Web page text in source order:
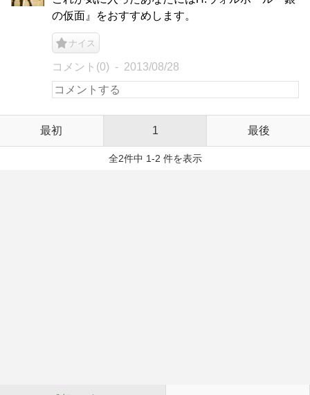
の仮面』をおすすめします。
ナイス
コメント(0) 2013/08/28
最初 1 最後
全2件中 1-2 件を表示